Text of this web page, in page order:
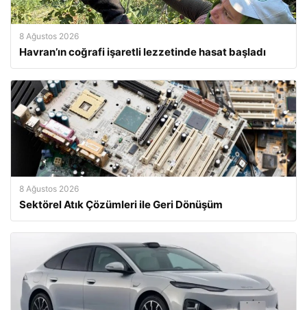
8 Ağustos 2026
Havran’ın coğrafi işaretli lezzetinde hasat başladı
8 Ağustos 2026
Sektörel Atık Çözümleri ile Geri Dönüşüm